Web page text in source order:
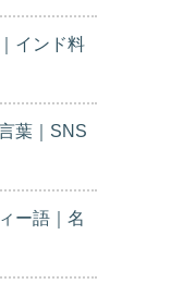
インド料
葉｜SNS
ー語｜名